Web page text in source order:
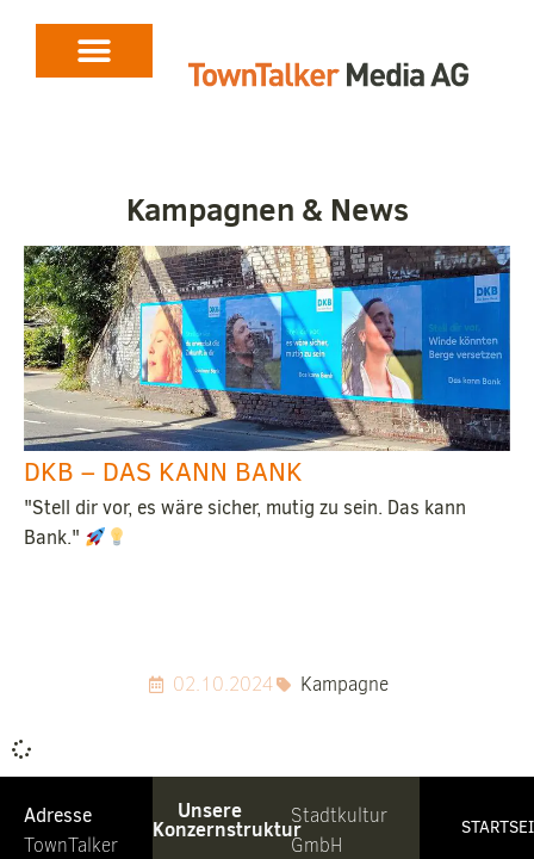
Kampagnen & News
DKB – DAS KANN BANK
"Stell dir vor, es wäre sicher, mutig zu sein. Das kann
Bank."
02.10.2024 Kampagne
Adresse
TownTalker
Unsere
Konzernstruktur
Stadtkultur
GmbH